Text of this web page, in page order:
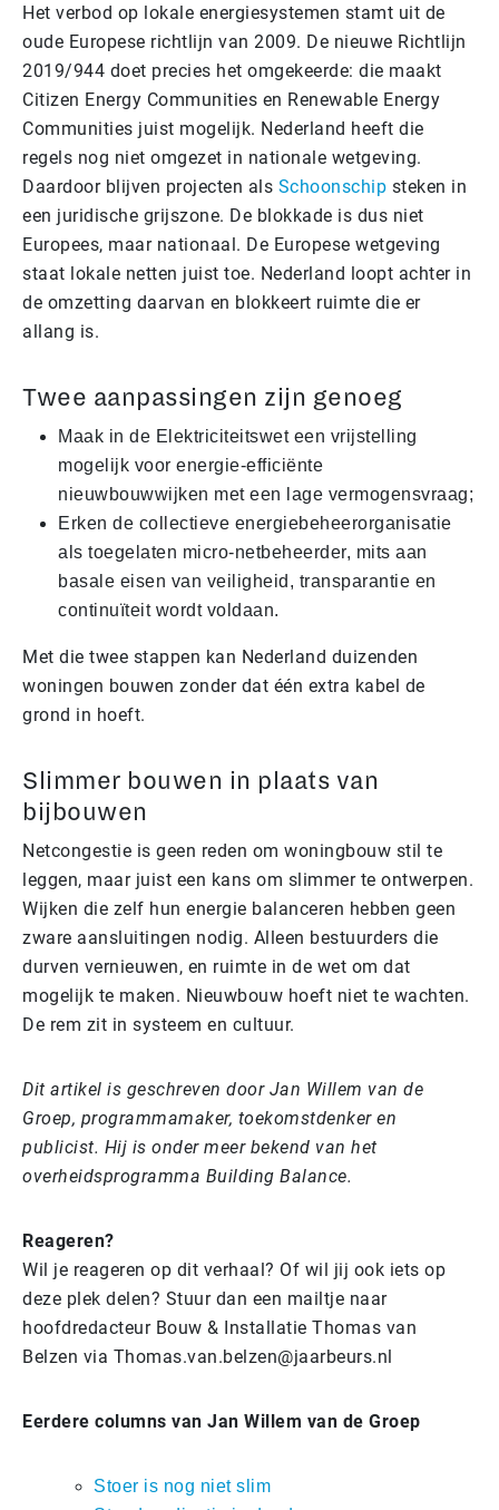
Het verbod op lokale energiesystemen stamt uit de
oude Europese richtlijn van 2009. De nieuwe Richtlijn
2019/944 doet precies het omgekeerde: die maakt
Citizen Energy Communities en Renewable Energy
Communities juist mogelijk. Nederland heeft die
regels nog niet omgezet in nationale wetgeving.
Daardoor blijven projecten als Schoonschip steken in
een juridische grijszone. De blokkade is dus niet
Europees, maar nationaal. De Europese wetgeving
staat lokale netten juist toe. Nederland loopt achter in
de omzetting daarvan en blokkeert ruimte die er
allang is.
Twee aanpassingen zijn genoeg
Maak in de Elektriciteitswet een vrijstelling
mogelijk voor energie-efficiënte
nieuwbouwwijken met een lage vermogensvraag;
Erken de collectieve energiebeheerorganisatie
als toegelaten micro-netbeheerder, mits aan
basale eisen van veiligheid, transparantie en
continuïteit wordt voldaan.
Met die twee stappen kan Nederland duizenden
woningen bouwen zonder dat één extra kabel de
grond in hoeft.
Slimmer bouwen in plaats van
bijbouwen
Netcongestie is geen reden om woningbouw stil te
leggen, maar juist een kans om slimmer te ontwerpen.
Wijken die zelf hun energie balanceren hebben geen
zware aansluitingen nodig. Alleen bestuurders die
durven vernieuwen, en ruimte in de wet om dat
mogelijk te maken. Nieuwbouw hoeft niet te wachten.
De rem zit in systeem en cultuur.
Dit artikel is geschreven door Jan Willem van de
Groep, programmamaker, toekomstdenker en
publicist. Hij is onder meer bekend van het
overheidsprogramma Building Balance.
Reageren?
Wil je reageren op dit verhaal? Of wil jij ook iets op
deze plek delen? Stuur dan een mailtje naar
hoofdredacteur Bouw & Installatie Thomas van
Belzen via Thomas.van.belzen@jaarbeurs.nl
Eerdere columns van Jan Willem van de Groep
Stoer is nog niet slim